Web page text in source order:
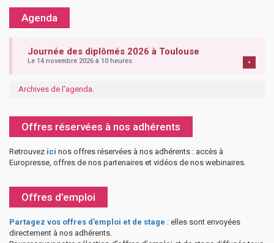
Agenda
Journée des diplômés 2026 à Toulouse
Le 14 novembre 2026 à 10 heures +
Archives de l'agenda
Offres réservées à nos adhérents
Retrouvez ici nos offres réservées à nos adhérents : accès à
Europresse, offres de nos partenaires et vidéos de nos webinaires.
Offres d’emploi
Partagez vos offres d’emploi et de stage : elles sont envoyées
directement à nos adhérents.